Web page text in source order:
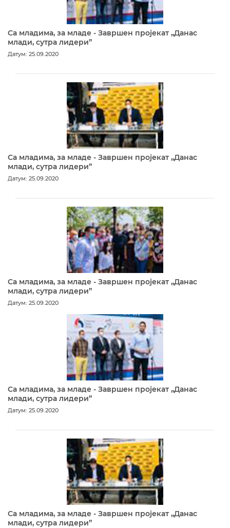
Са младима, за младе - Завршен пројекат „Данас
млади, сутра лидери”
Датум: 25.09.2020
Са младима, за младе - Завршен пројекат „Данас
млади, сутра лидери”
Датум: 25.09.2020
Са младима, за младе - Завршен пројекат „Данас
млади, сутра лидери”
Датум: 25.09.2020
Са младима, за младе - Завршен пројекат „Данас
млади, сутра лидери”
Датум: 25.09.2020
Са младима, за младе - Завршен пројекат „Данас
млади, сутра лидери”